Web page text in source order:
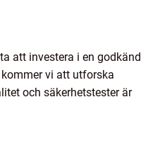
att investera i en godkänd
vi att utforska
och säkerhetstester är